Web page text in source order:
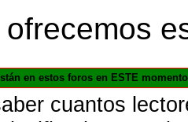
ofrecemos
en estos foros en ESTE
cuantos